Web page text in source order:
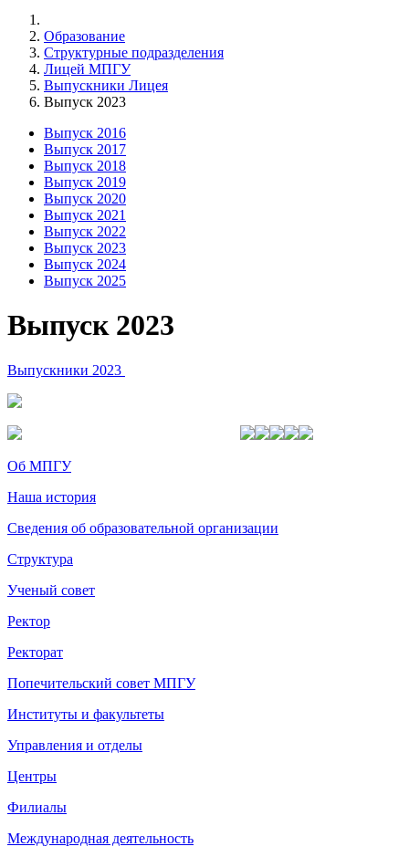
Образование
Структурные подразделения
Лицей МПГУ
Выпускники Лицея
Выпуск 2023
Выпуск 2016
Выпуск 2017
Выпуск 2018
Выпуск 2019
Выпуск 2020
Выпуск 2021
Выпуск 2022
Выпуск 2023
Выпуск 2024
Выпуск 2025
Выпуск 2023
Выпускники 2023
Об МПГУ
Наша история
Сведения об образовательной организации
Структура
Ученый совет
Ректор
Ректорат
Попечительский совет МПГУ
Институты и факультеты
Управления и отделы
Центры
Филиалы
Международная деятельность